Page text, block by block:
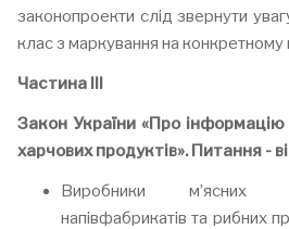
законопроекти слід звернути
клас з маркування на конкретному
Частина ІІІ
Закон України «Про
харчових продуктів». Питання -
Виробники м’ясних
напівфабрикатів та рибних